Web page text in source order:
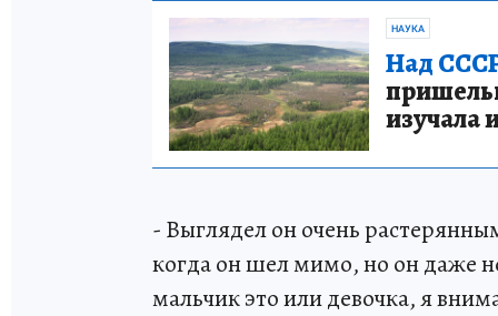
НАУКА
Над
изучала
- Выглядел он очень
когда он шел мимо, но он даже
мальчик это или девочка, я